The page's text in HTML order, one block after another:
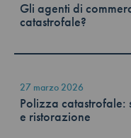
Gli agenti di
catastrofale?
27 marzo 2026
Polizza catastrofale:
e ristorazione